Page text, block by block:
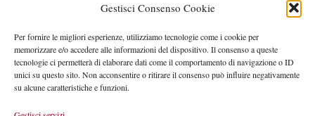
Gestisci Consenso Cookie
Per fornire le migliori esperienze, utilizziamo tecnologie come i cookie per
memorizzare e/o accedere alle informazioni del dispositivo. Il consenso a queste
tecnologie ci permetterà di elaborare dati come il comportamento di navigazione o ID
unici su questo sito. Non acconsentire o ritirare il consenso può influire negativamente
su alcune caratteristiche e funzioni.
Di Spade e di Eroi – Storie di Lame Leggendarie